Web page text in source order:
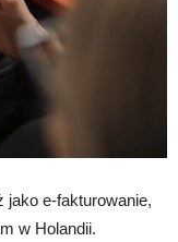
jako e-fakturowanie,
w Holandii.